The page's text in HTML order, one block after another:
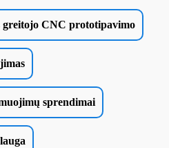
greitojo CNC prototipavimo
sprendimai